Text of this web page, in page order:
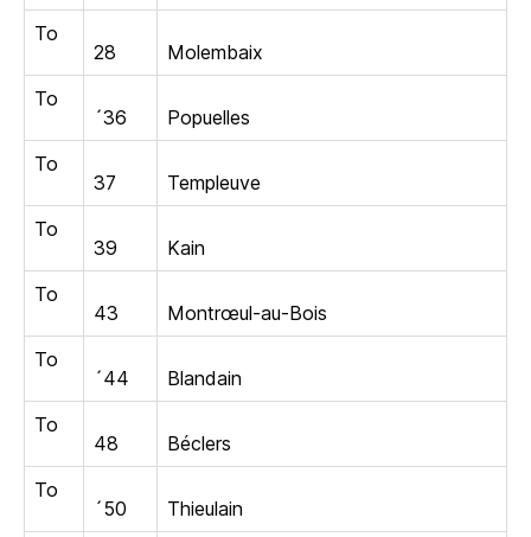
To
28
Molembaix
To
´36
Popuelles
To
37
Templeuve
To
39
Kain
To
43
Montrœul-au-Bois
To
´44
Blandain
To
48
Béclers
To
´50
Thieulain